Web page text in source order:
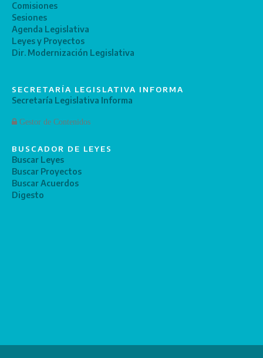
Comisiones
Sesiones
Agenda Legislativa
Leyes y Proyectos
Dir. Modernización Legislativa
SECRETARÍA LEGISLATIVA INFORMA
Secretaría Legislativa Informa
Gestor de Contenidos
BUSCADOR DE LEYES
Buscar Leyes
Buscar Proyectos
Buscar Acuerdos
Digesto